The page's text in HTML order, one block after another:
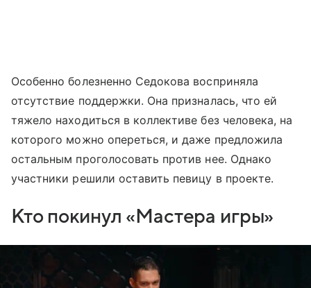
Особенно болезненно Седокова восприняла
отсутствие поддержки. Она призналась, что ей
тяжело находиться в коллективе без человека, на
которого можно опереться, и даже предложила
остальным проголосовать против нее. Однако
участники решили оставить певицу в проекте.
Кто покинул «Мастера игры»